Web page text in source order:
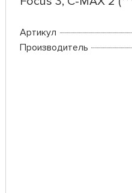
Артикул
Производитель